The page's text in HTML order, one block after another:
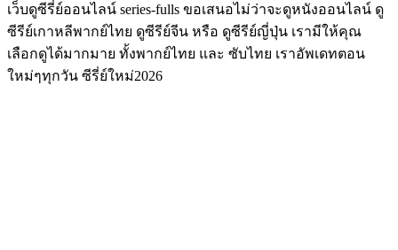
เว็บดูซีรี่ย์ออนไลน์ series-fulls ขอเสนอไม่ว่าจะดูหนังออนไลน์ ดู
ซีรีย์เกาหลีพากย์ไทย ดูซีรีย์จีน หรือ ดูซีรีย์ญี่ปุ่น เรามีให้คุณ
เลือกดูได้มากมาย ทั้งพากย์ไทย และ ซับไทย เราอัพเดทตอน
ใหม่ๆทุกวัน ซีรี่ย์ใหม่2026